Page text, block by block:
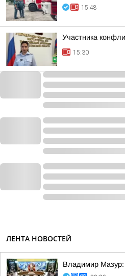
15:48
Участника
15:30
ЛЕНТА НОВОСТЕЙ
Владимир Мазур: